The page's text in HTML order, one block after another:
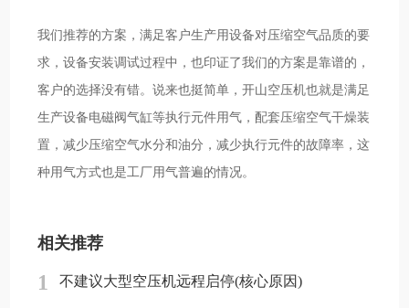
我们推荐的方案，满足客户生产用设备对压缩空气品质的要
求，设备安装调试过程中，也印证了我们的方案是靠谱的，
客户的选择没有错。说来也挺简单，开山空压机也就是满足
生产设备电磁阀气缸等执行元件用气，配套压缩空气干燥装
置，减少压缩空气水分和油分，减少执行元件的故障率，这
种用气方式也是工厂用气普遍的情况。
相关推荐
1 不建议大型空压机远程启停(核心原因)